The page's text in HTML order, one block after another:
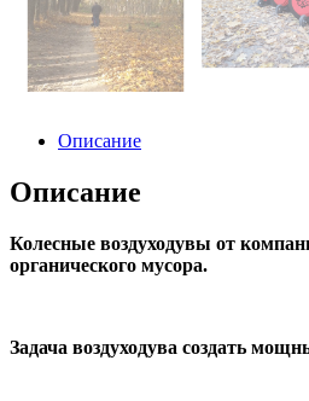
Описание
Описание
Колесные воздуходувы от
органического мусора.
Задача воздуходува создать